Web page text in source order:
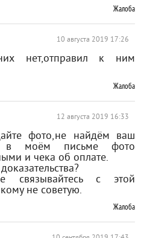
Жалоба
10 августа 2019 17:26
нет,отправил к ним
Жалоба
12 августа 2019 16:33
фото,не найдём ваш
в моём письме фото
и чека об оплате.
связывайтесь с этой
не советую.
Жалоба